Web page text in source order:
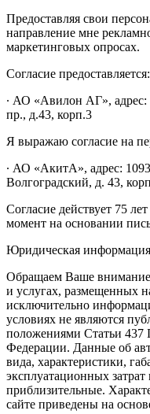
Предоставляя свои
направление мне
маркетинговых опросах.
Согласие предоставляется:
∙ АО «Авилон АГ», адрес:
пр., д.43, корп.3
Я выражаю согласие на
∙ АО «АкитА», адрес:
Волгоградский, д. 43,
Согласие действует 75
момент на основании
Юридическая информация
Обращаем Ваше внимание
и услугах, размещенных
исключительно
условиях не являются
положениями Статьи 437
Федерации. Данные об
вида, характеристики,
эксплуатационных затрат
приблизительные.
сайте приведены на